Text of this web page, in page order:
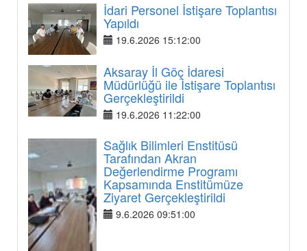
İdari Personel İstişare Toplantısı
Yapıldı
19.6.2026 15:12:00
Aksaray İl Göç İdaresi
Müdürlüğü ile İstişare Toplantısı
Gerçekleştirildi
19.6.2026 11:22:00
Sağlık Bilimleri Enstitüsü
Tarafından Akran
Değerlendirme Programı
Kapsamında Enstitümüze
Ziyaret Gerçekleştirildi
9.6.2026 09:51:00